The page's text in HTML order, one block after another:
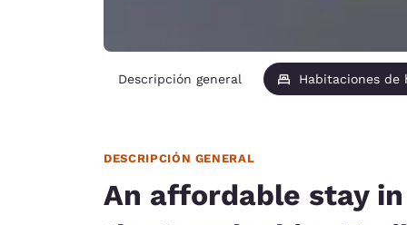
Descripción general Habitaciones de
DESCRIPCIÓN GENERAL
An affordable stay